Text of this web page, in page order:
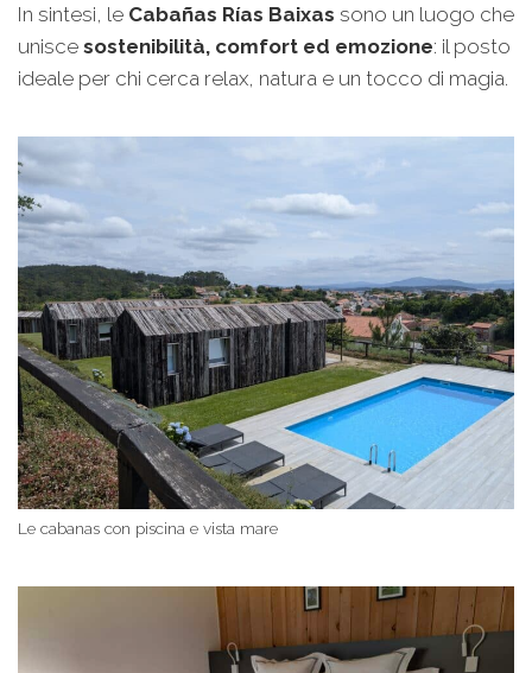
In sintesi, le Cabañas Rías Baixas sono un luogo che
unisce sostenibilità, comfort ed emozione: il posto
ideale per chi cerca relax, natura e un tocco di magia.
Le cabanas con piscina e vista mare